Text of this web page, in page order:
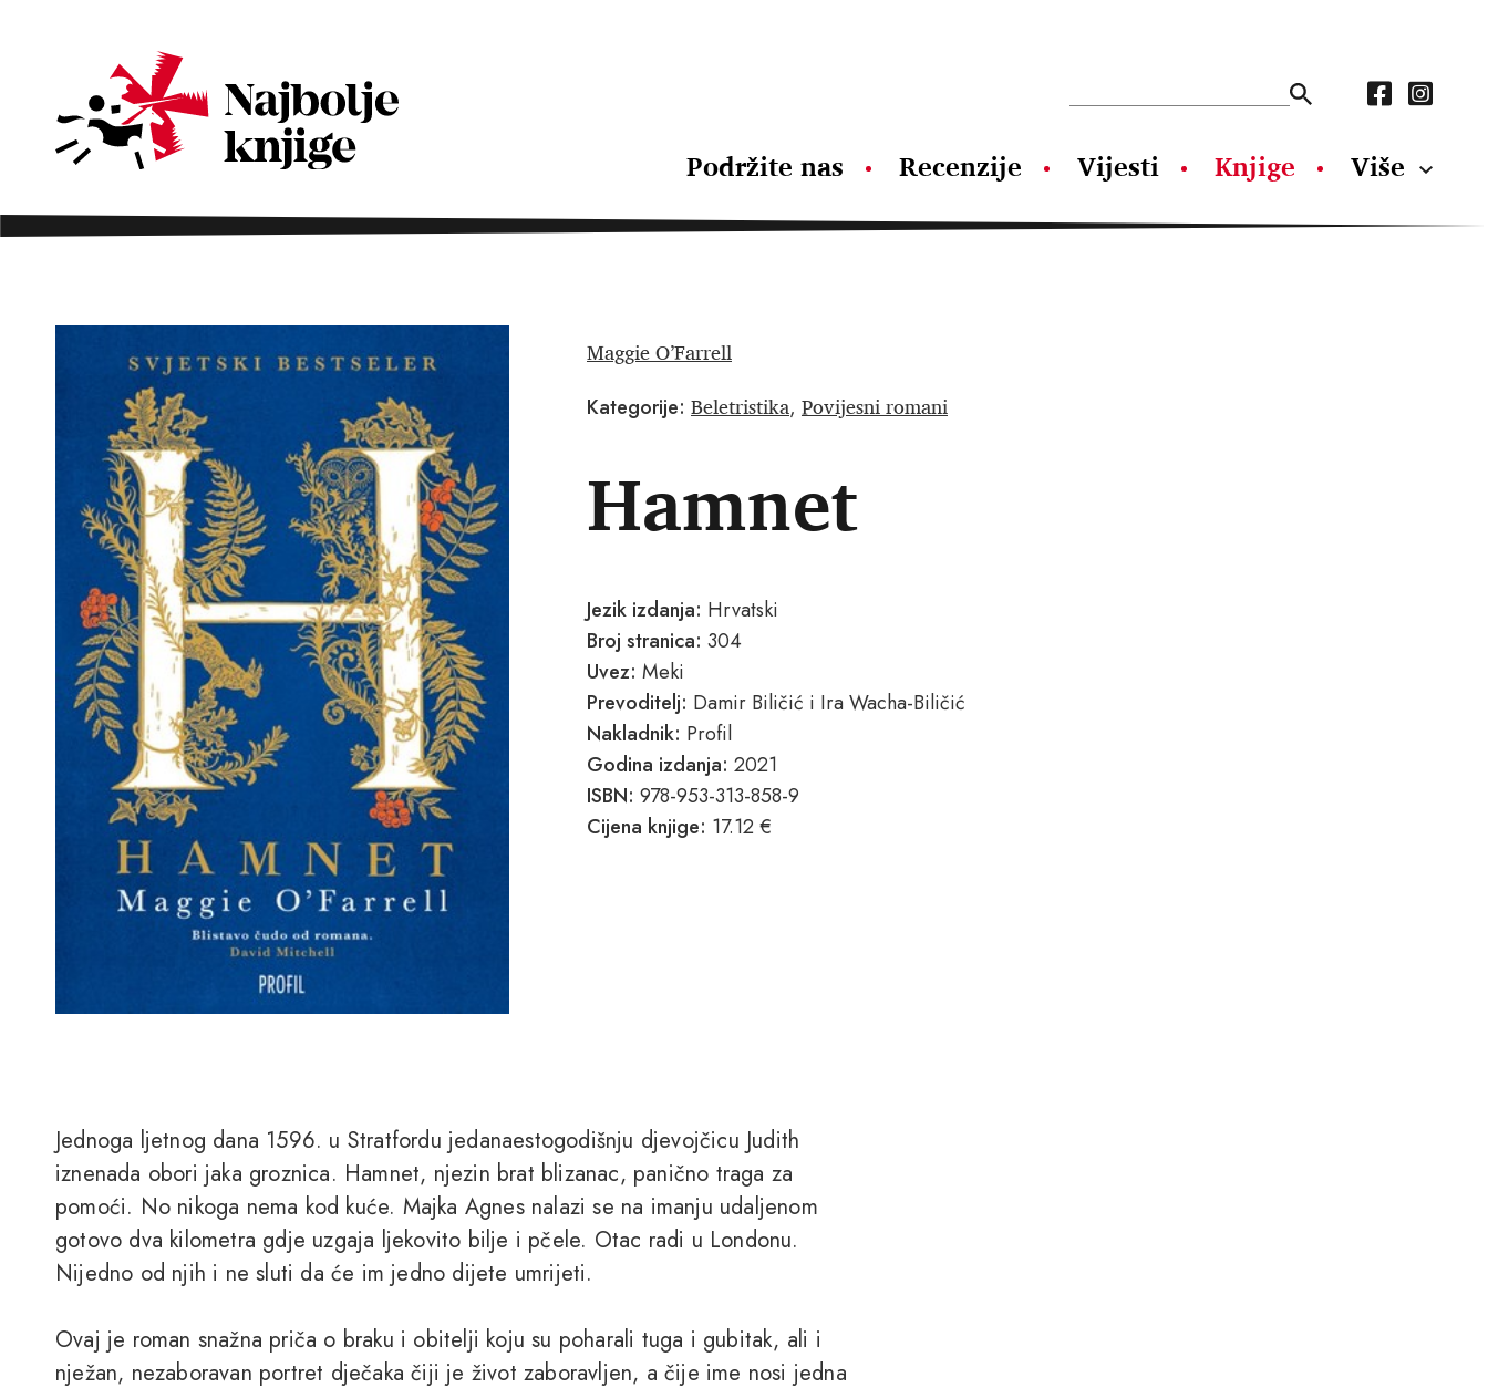
Podržite nas Recenzije Vijesti Knjige Više
Maggie O’Farrell
Kategorije: Beletristika, Povijesni romani
Hamnet
Jezik izdanja: Hrvatski
Broj stranica: 304
Uvez: Meki
Prevoditelj: Damir Biličić i Ira Wacha-Biličić
Nakladnik: Profil
Godina izdanja: 2021
ISBN: 978-953-313-858-9
Cijena knjige: 17.12 €
Jednoga ljetnog dana 1596. u Stratfordu jedanaestogodišnju djevojčicu Judith
iznenada obori jaka groznica. Hamnet, njezin brat blizanac, panično traga za
pomoći. No nikoga nema kod kuće. Majka Agnes nalazi se na imanju udaljenom
gotovo dva kilometra gdje uzgaja ljekovito bilje i pčele. Otac radi u Londonu.
Nijedno od njih i ne sluti da će im jedno dijete umrijeti.
Ovaj je roman snažna priča o braku i obitelji koju su poharali tuga i gubitak, ali i
nježan, nezaboravan portret dječaka čiji je život zaboravljen, a čije ime nosi jedna